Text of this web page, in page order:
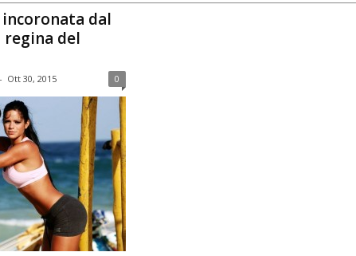
dal
regina del
- Ott 30, 2015 0